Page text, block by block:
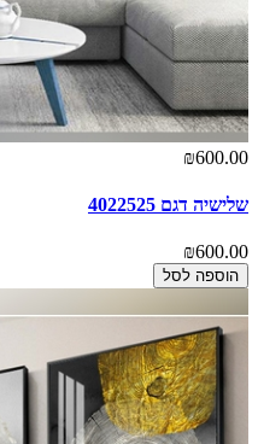
₪600.00
שלישיה דגם 4022525
₪600.00
הוספה לסל